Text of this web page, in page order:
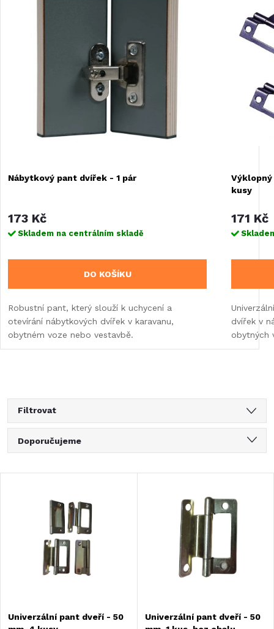
Nábytkový pant dvířek - 1 pár
173 Kč
Skladem na centrálním skladě
DO KOŠÍKU
Robustní pant, který slouží k uchycení a
otevírání nábytkových dvířek v karavanu,
obytném voze nebo vestavbě.
kusy
171 Kč
dvířek v
obytných
Filtrovat
Ř
a
Doporučujeme
Nejprodávanější
Abecedně
s
Univerzální pant dveří - 50
Univerzální pant dveří - 50